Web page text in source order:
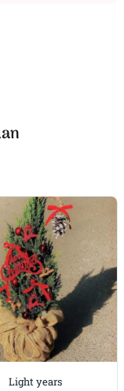
phụ kiện được
khi di chuyển.
đôn gỗ cho vibe
“Christmas
trái châu đỏ &
gấu bông
mộc.
châu (đỏ –
đổi nhân vật
Light years